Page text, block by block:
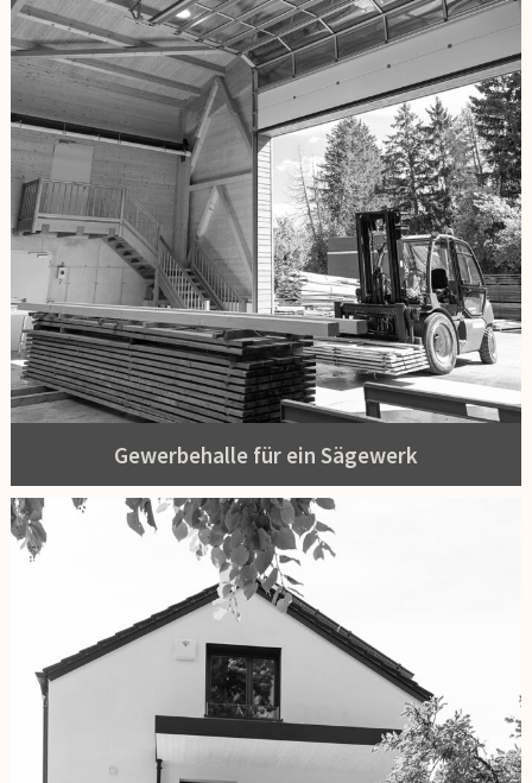
Gewerbehalle für ein Sägewerk